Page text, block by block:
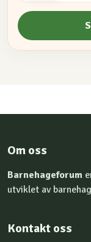
Om oss
Barnehageforum
utviklet av
Kontakt oss